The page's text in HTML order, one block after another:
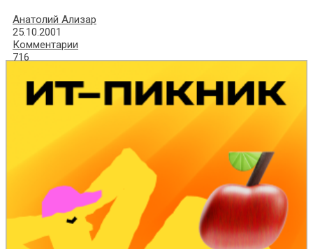
Анатолий Ализар
25.10.2001
Комментарии
716